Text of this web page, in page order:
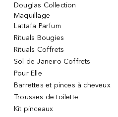
Douglas Collection
Maquillage
Lattafa Parfum
Rituals Bougies
Rituals Coffrets
Sol de Janeiro Coffrets
Pour Elle
Barrettes et pinces à cheveux
Trousses de toilette
Kit pinceaux